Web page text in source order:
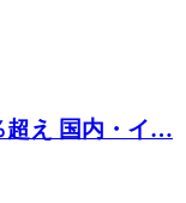
超え 国内・イ…